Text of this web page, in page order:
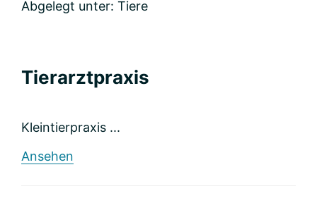
Abgelegt unter: Tiere
Tierarztpraxis
Kleintierpraxis ...
Ansehen